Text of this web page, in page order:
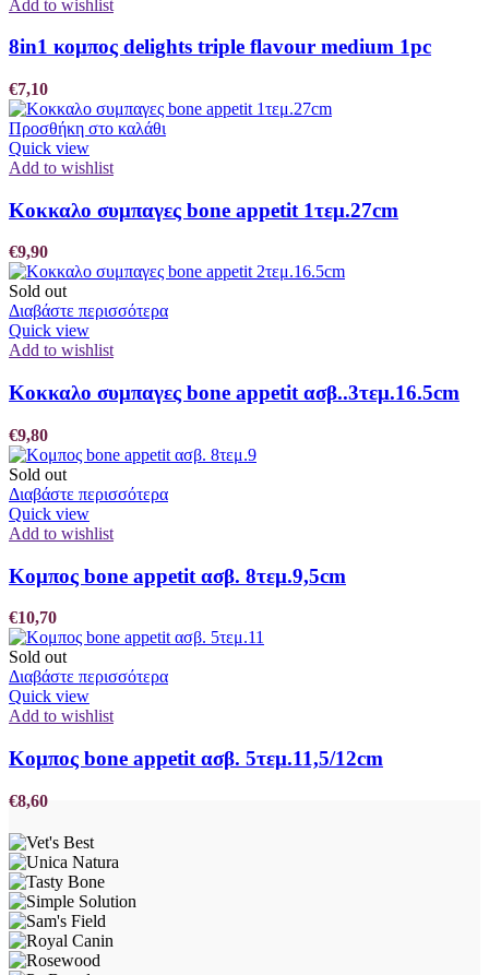
Add to wishlist
8in1 κομπος delights triple flavour medium 1pc
€7,10
Προσθήκη στο καλάθι
Quick view
Add to wishlist
Κοκκαλο συμπαγες bone appetit 1τεμ.27cm
€9,90
Sold out
Διαβάστε περισσότερα
Quick view
Add to wishlist
Κοκκαλο συμπαγες bone appetit ασβ..3τεμ.16.5cm
€9,80
Sold out
Διαβάστε περισσότερα
Quick view
Add to wishlist
Κομπος bone appetit ασβ. 8τεμ.9,5cm
€10,70
Sold out
Διαβάστε περισσότερα
Quick view
Add to wishlist
Κομπος bone appetit ασβ. 5τεμ.11,5/12cm
€8,60